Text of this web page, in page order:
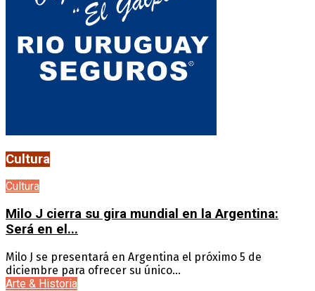
Cultura
Cultura
Milo J cierra su gira mundial en la Argentina:
Será en el...
Milo J se presentará en Argentina el próximo 5 de
diciembre para ofrecer su único...
Arte & Historia